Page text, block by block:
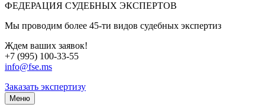
ФЕДЕРАЦИЯ СУДЕБНЫХ ЭКСПЕРТОВ
Мы проводим более 45-ти видов судебных экспертиз
Ждем ваших заявок!
+7 (995) 100-33-55
info@fse.ms
Заказать экспертизу
Меню